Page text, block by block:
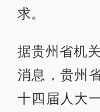
求。
据贵州省机
消息，贵州
十四届人大